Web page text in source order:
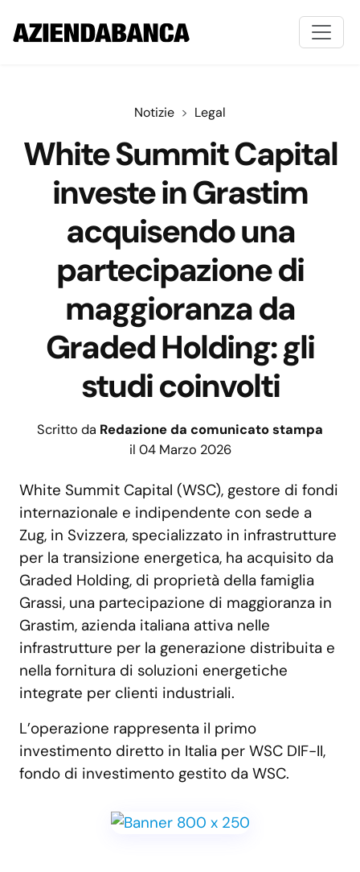
Notizie Legal
White Summit Capital
investe in Grastim
acquisendo una
partecipazione di
maggioranza da
Graded Holding: gli
studi coinvolti
Scritto da Redazione da comunicato stampa
il 04 Marzo 2026
White Summit Capital (WSC), gestore di fondi
internazionale e indipendente con sede a
Zug, in Svizzera, specializzato in infrastrutture
per la transizione energetica, ha acquisito da
Graded Holding, di proprietà della famiglia
Grassi, una partecipazione di maggioranza in
Grastim, azienda italiana attiva nelle
infrastrutture per la generazione distribuita e
nella fornitura di soluzioni energetiche
integrate per clienti industriali.
L’operazione rappresenta il primo
investimento diretto in Italia per WSC DIF-II,
fondo di investimento gestito da WSC.